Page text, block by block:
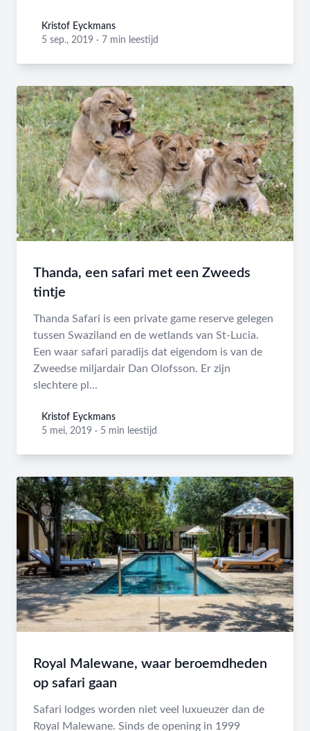
Kristof Eyckmans
Kristof Eyckmans
5 sep., 2019 · 7 min leestijd
Thanda, een safari met een Zweeds
tintje
Thanda Safari is een private game reserve gelegen
tussen Swaziland en de wetlands van St-Lucia.
Een waar safari paradijs dat eigendom is van de
Zweedse miljardair Dan Olofsson. Er zijn
slechtere pl...
Kristof Eyckmans
Kristof Eyckmans
5 mei, 2019 · 5 min leestijd
Royal Malewane, waar beroemdheden
op safari gaan
Safari lodges worden niet veel luxueuzer dan de
Royal Malewane. Sinds de opening in 1999